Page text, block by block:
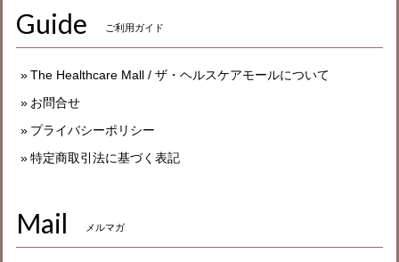
Guide ご利用ガイド
The Healthcare Mall / ザ・ヘルスケアモールについて
お問合せ
プライバシーポリシー
特定商取引法に基づく表記
Mail メルマガ